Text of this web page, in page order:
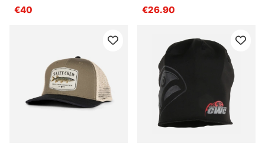
€40
€26.90